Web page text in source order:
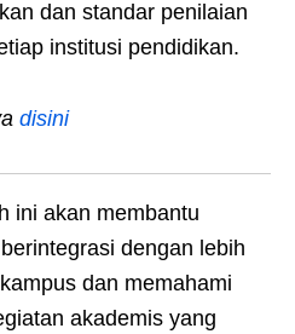
dan standar penilaian
institusi pendidikan.
disini
ini akan membantu
dengan lebih
dan memahami
akademis yang